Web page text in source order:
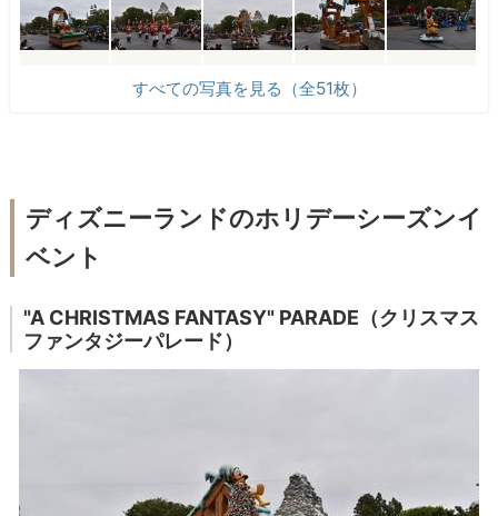
すべての写真を見る（全51枚）
ディズニーランドのホリデーシーズンイ
ベント
"A CHRISTMAS FANTASY" PARADE（クリスマス
ファンタジーパレード）